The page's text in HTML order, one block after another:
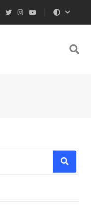
for results.